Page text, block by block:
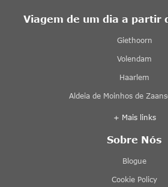
Viagem de um dia a partir
Giethoorn
Volendam
Haarlem
Aldeia de Moinhos de
+ Mais links
Sobre Nós
Blogue
Cookie Policy